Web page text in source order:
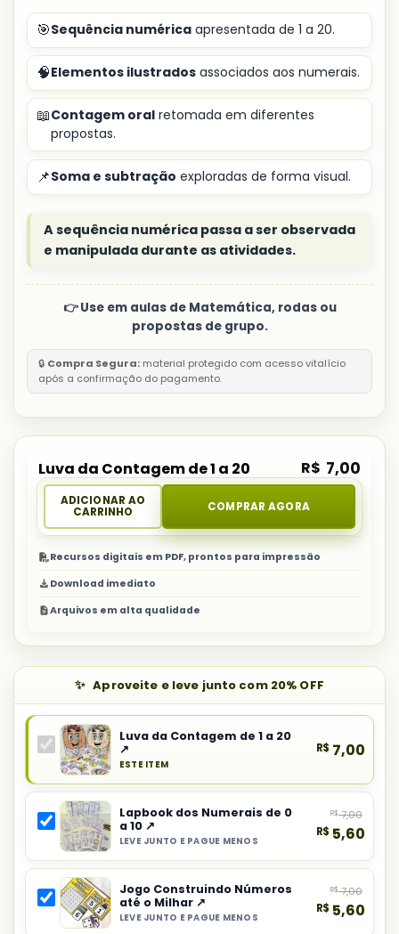
🎯Sequência numérica apresentada de 1 a 20.
🧠Elementos ilustrados associados aos numerais.
📖Contagem oral retomada em diferentes
propostas.
📌Soma e subtração exploradas de forma visual.
A sequência numérica passa a ser observada
e manipulada durante as atividades.
👉 Use em aulas de Matemática, rodas ou
propostas de grupo.
🔒 Compra Segura: material protegido com acesso vitalício
após a confirmação do pagamento.
Luva da Contagem de 1 a 20 R$ 7,00
ADICIONAR AO
CARRINHO
COMPRAR AGORA
Recursos digitais em PDF, prontos para impressão
Download imediato
Arquivos em alta qualidade
Aproveite e leve junto com 20% OFF
Produto
principal
do
combo:
Luva
Contagem
Luva da Contagem de 1 a 20
↗
ESTE ITEM
R$ 7,00
Selecionar
item
do
combo:
Lapbook dos Numerais de 0
a 10 ↗
LEVE JUNTO E PAGUE MENOS
R$7,00
R$ 5,60
Selecionar
Jogo Construindo Números
até o Milhar ↗
LEVE JUNTO E PAGUE MENOS
R$7,00
R$ 5,60